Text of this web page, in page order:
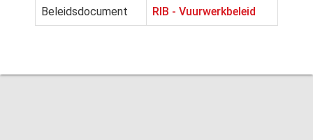
Beleidsdocument RIB - Vuurwerkbeleid